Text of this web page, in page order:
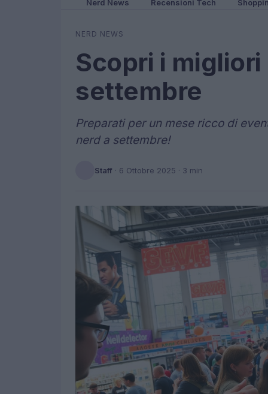
Nerd News Recensioni Tech
NERD NEWS
Scopri i
settembre
Preparati per un mese ricco di
nerd a settembre!
Staff · 6 Ottobre 2025 · 3 min